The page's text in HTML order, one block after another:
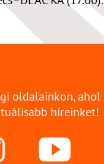
oldalainkon, ahol
híreinket!